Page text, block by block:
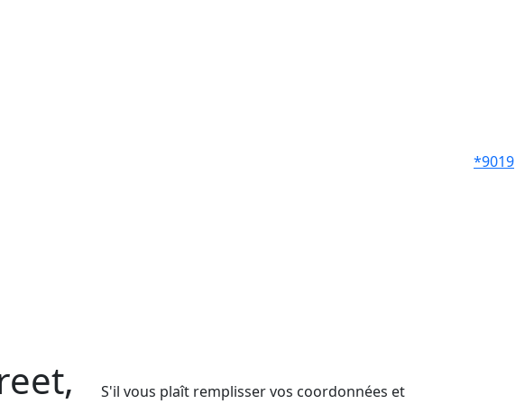
*9019
S'il vous plaît remplisser vos coordonnées et